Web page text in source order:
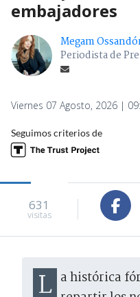
embajadores
Megam
Periodista de
Viernes 07 Agosto, 2026 |
Seguimos criterios de
631
visitas
La histórica fórmula utilizada para